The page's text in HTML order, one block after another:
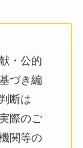
・公的
づき編
断は
際のご
関等の